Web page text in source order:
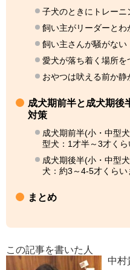
子犬のときにトレーニ
飼い主がリーダーとわ
飼い主さんが騒がない
愛犬が落ち着く場所を
おやつは吠える前か
成犬期前半と成犬期後
対策
成犬期前半(小・中型
型犬：1才半～3才くら
成犬期後半(小・中型
犬：約3～4-5才くらい
まとめ
この記事を書いた人
中村